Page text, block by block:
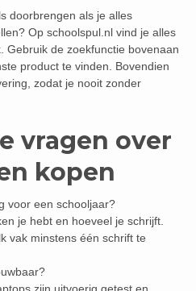
doorbrengen als je alles
Op schoolspul.nl vind je alles
Gebruik de zoekfunctie bovenaan
product te vinden. Bovendien
zodat je nooit zonder
vragen over
kopen
voor een schooljaar?
je hebt en hoeveel je schrijft.
vak minstens één schrift te